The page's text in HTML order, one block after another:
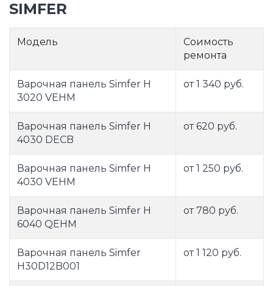
SIMFER
Модель
Соимость
ремонта
Варочная панель Simfer H
3020 VEHM
от 1 340 руб.
Варочная панель Simfer H
4030 DECB
от 620 руб.
Варочная панель Simfer H
4030 VEHM
от 1 250 руб.
Варочная панель Simfer H
6040 QEHM
от 780 руб.
Варочная панель Simfer
H30D12B001
от 1 120 руб.